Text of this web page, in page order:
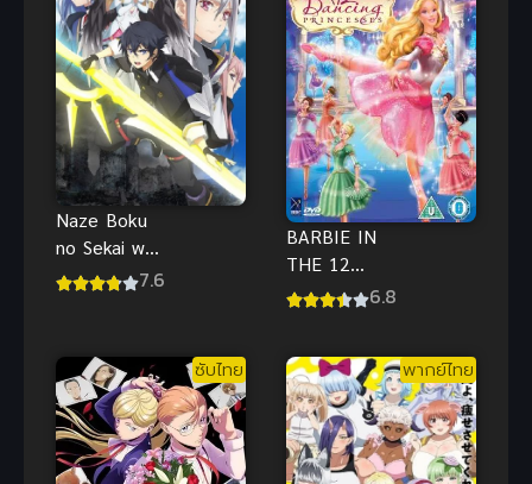
Naze Boku
no Sekai wo
Daremo
ขนานกับ
ตำนานวีรบุรุษ
ที่ถูกลืม
7.6
BARBIE IN
THE 12
DANCING
ใน 12 เจ้า
หญิงเริงระบำ
พากย์ไทย
6.8
ซับไทย พากย์ไทย